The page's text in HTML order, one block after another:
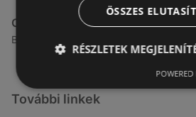
CBA
Bánfalvi u. 14, 9400 Sopron
További linkek
ÖSSZES
RÉSZLETEK
POWERED